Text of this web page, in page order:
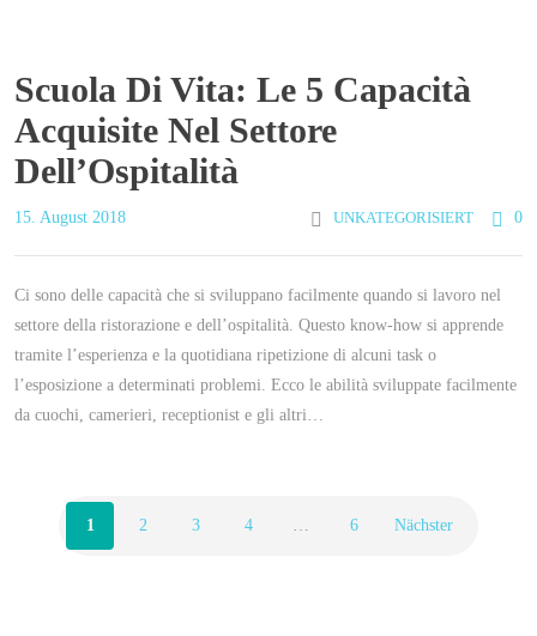
Scuola Di Vita: Le 5 Capacità
Acquisite Nel Settore
Dell’Ospitalità
15. August 2018 UNKATEGORISIERT 0
Ci sono delle capacità che si sviluppano facilmente quando si lavoro nel
settore della ristorazione e dell’ospitalità. Questo know-how si apprende
tramite l’esperienza e la quotidiana ripetizione di alcuni task o
l’esposizione a determinati problemi. Ecco le abilità sviluppate facilmente
da cuochi, camerieri, receptionist e gli altri…
1 2 3 4 … 6 Nächster